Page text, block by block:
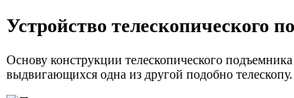
Устройство телескопического
Основу конструкции телескопического
выдвигающихся одна из другой подобно телескопу.